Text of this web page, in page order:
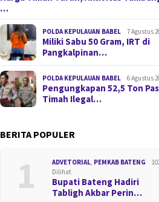
…
POLDA KEPULAUAN BABEL 7 Agustus
Miliki Sabu 50 Gram, IRT di
Pangkalpinan…
POLDA KEPULAUAN BABEL 6 Agustus
Pengungkapan 52,5 Ton
Timah Ilegal…
BERITA POPULER
1 ADVETORIAL, PEMKAB BATENG
Dilihat
Bupati Bateng Hadiri
Tabligh Akbar Perin…